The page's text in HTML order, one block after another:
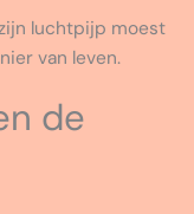
luchtpijp moest
van leven.
de